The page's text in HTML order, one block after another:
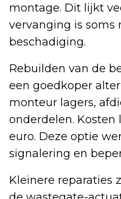
montage. Dit lijkt
vervanging is soms
beschadiging.
Rebuilden van de
een goedkoper
monteur lagers,
onderdelen. Kosten
euro. Deze optie
signalering en
Kleinere reparaties